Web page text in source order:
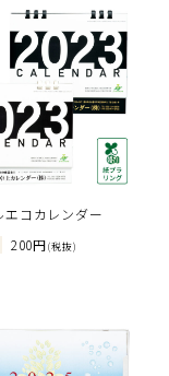
エコカレンダー
200円(税抜)